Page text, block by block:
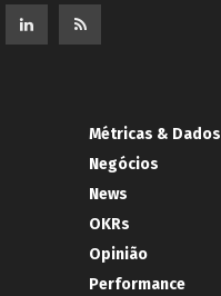
Métricas & Dados
Negócios
News
OKRs
Opinião
Performance